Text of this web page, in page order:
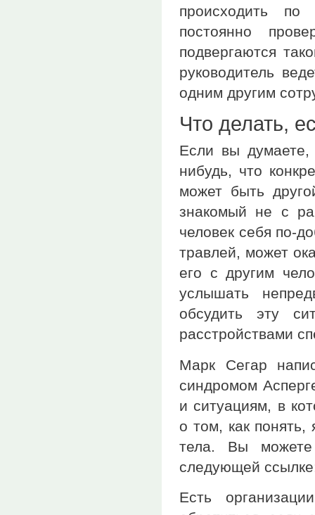
происходить по
постоянно
подвергаются
руководитель
одним другим
Что делать,
Если вы думаете,
нибудь, что
может быть
знакомый не с
человек себя по-
травлей, может
его с другим
услышать
обсудить эту
расстройствами
Марк Сегар
синдромом
и ситуациям, в
о том, как понять,
тела. Вы
следующей
Есть